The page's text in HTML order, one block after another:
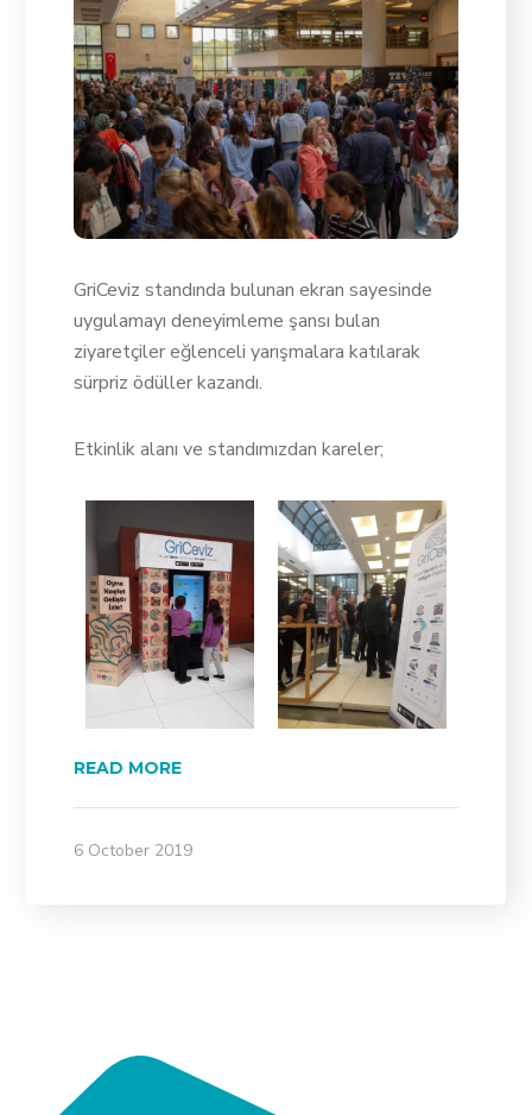
GriCeviz standında bulunan ekran sayesinde
uygulamayı deneyimleme şansı bulan
ziyaretçiler eğlenceli yarışmalara katılarak
sürpriz ödüller kazandı.
Etkinlik alanı ve standımızdan kareler;
READ MORE
6 October 2019